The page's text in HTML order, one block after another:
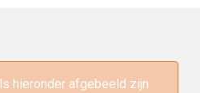
hieronder afgebeeld zijn